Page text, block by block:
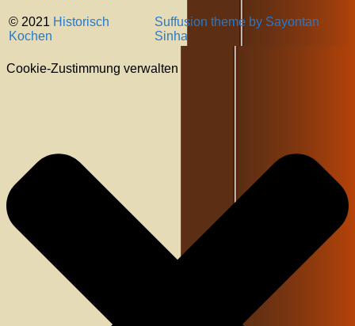
© 2021 Historisch
Kochen
Suffusion theme by Sayontan
Sinha
Cookie-Zustimmung verwalten